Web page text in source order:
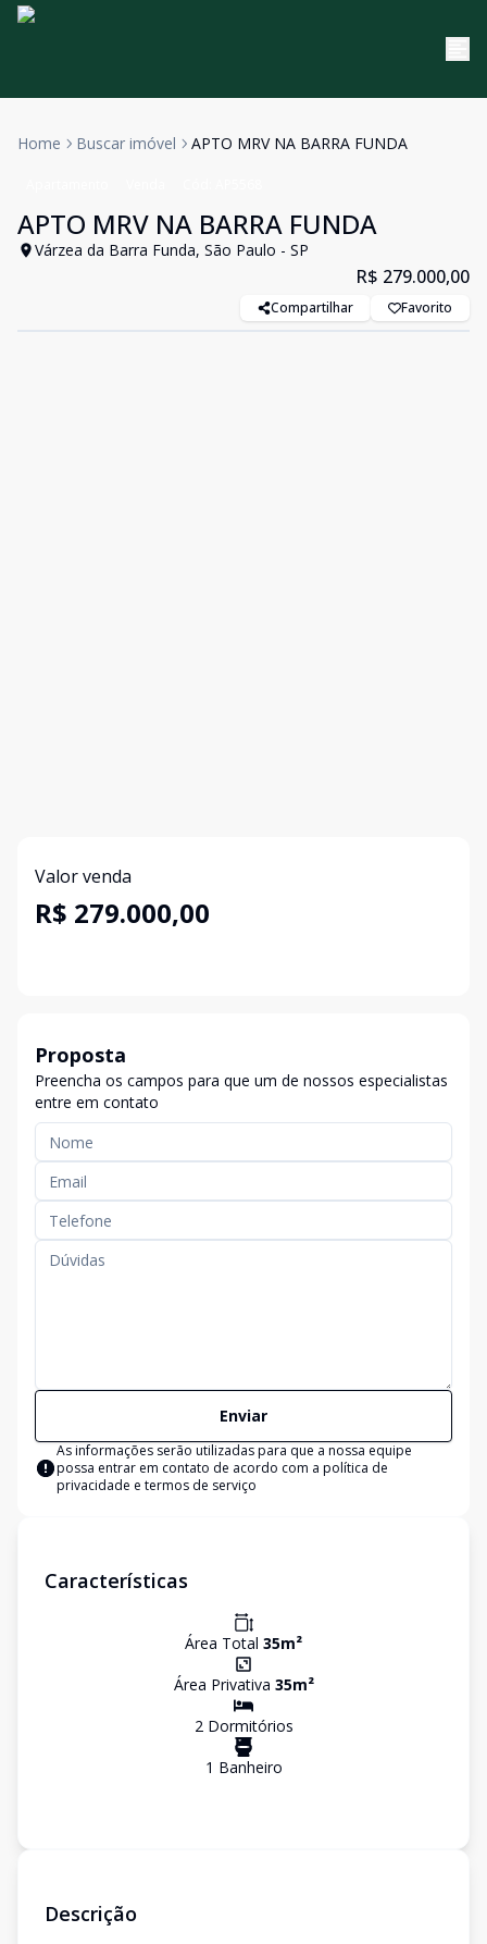
Home Buscar imóvel APTO MRV NA BARRA FUNDA
APTO MRV NA BARRA FUNDA
Várzea da Barra Funda, São Paulo - SP
R$ 279.000,00
Compartilhar Favorito
Valor venda
R$ 279.000,00
Proposta
Preencha os campos para que um de nossos especialistas
entre em contato
Enviar
As informações serão utilizadas para que a nossa equipe
possa entrar em contato de acordo com a política de
privacidade e termos de serviço
Características
Área Total 35m²
Área Privativa 35m²
2Dormitórios
1 Banheiro
Descrição